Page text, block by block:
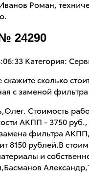
Роман,
24290
Категория:
скажите сколько
с заменой
Стоимость
АКПП - 3750 руб.,
замена фильтра
8150 рублей.В
и